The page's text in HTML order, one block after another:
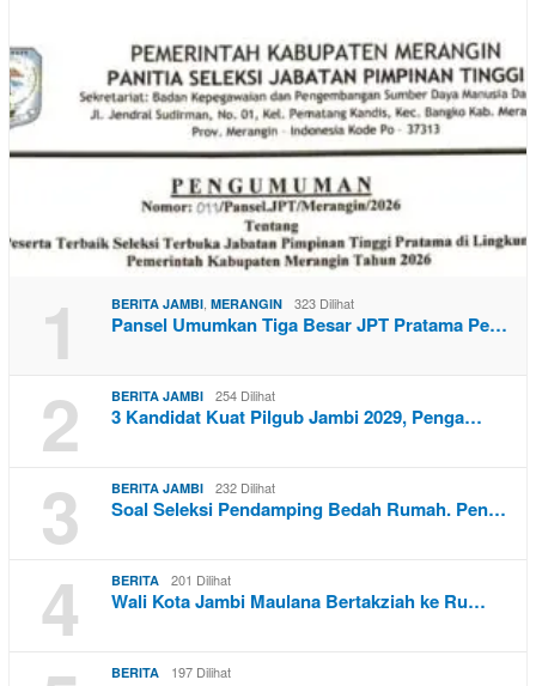
1 BERITA JAMBI MERANGIN 323 Dilihat
Pansel Umumkan Tiga Besar JPT Pratama Pe…
2 BERITA JAMBI 254 Dilihat
3 Kandidat Kuat Pilgub Jambi 2029, Penga…
3 BERITA JAMBI 232 Dilihat
Soal Seleksi Pendamping Bedah Rumah. Pen…
4 BERITA 201 Dilihat
Wali Kota Jambi Maulana Bertakziah ke Ru…
BERITA 197 Dilihat